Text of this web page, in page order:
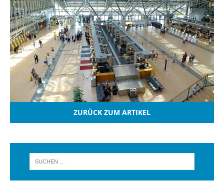
ZURÜCK ZUM ARTIKEL